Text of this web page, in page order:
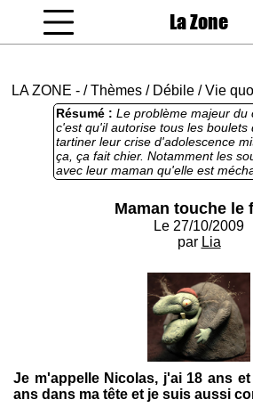
La Zone
LA ZONE - /Thèmes / Débile /Vie
Résumé : Le problème majeur du
c'est qu'il autorise tous les boulets
tartiner leur crise d'adolescence
ça, ça fait chier. Notamment les
avec leur maman qu'elle est
lorsque le texte est perclus de
aguerrir cette fiotte stupide.
Maman touche le
Le 27/10/2009
par Lia
Je m'appelle Nicolas, j'ai 18 ans
ans dans ma tête et je suis aussi